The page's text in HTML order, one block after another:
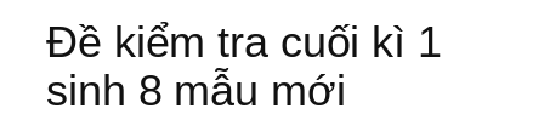
Đề kiểm tra cuối kì 1
sinh 8 mẫu mới